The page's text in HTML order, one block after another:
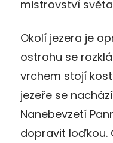
mistrovství
Okolí jezera je
ostrohu se
vrchem stojí
jezeře se
Nanebevzetí
dopravit loďkou.